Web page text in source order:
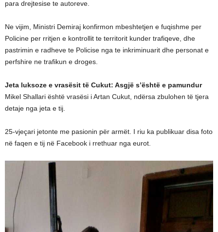
para drejtesise te autoreve.
Ne vijim, Ministri Demiraj konfirmon mbeshtetjen e fuqishme per
Policine per rritjen e kontrollit te territorit kunder trafiqeve, dhe
pastrimin e radheve te Policise nga te inkriminuarit dhe personat e
perfshire ne trafikun e droges.
Jeta luksoze e vrasësit të Cukut: Asgjë s’është e pamundur
Mikel Shallari është vrasësi i Artan Cukut, ndërsa zbulohen të tjera
detaje nga jeta e tij.
25-vjeçari jetonte me pasionin për armët. I riu ka publikuar disa foto
në faqen e tij në Facebook i rrethuar nga eurot.